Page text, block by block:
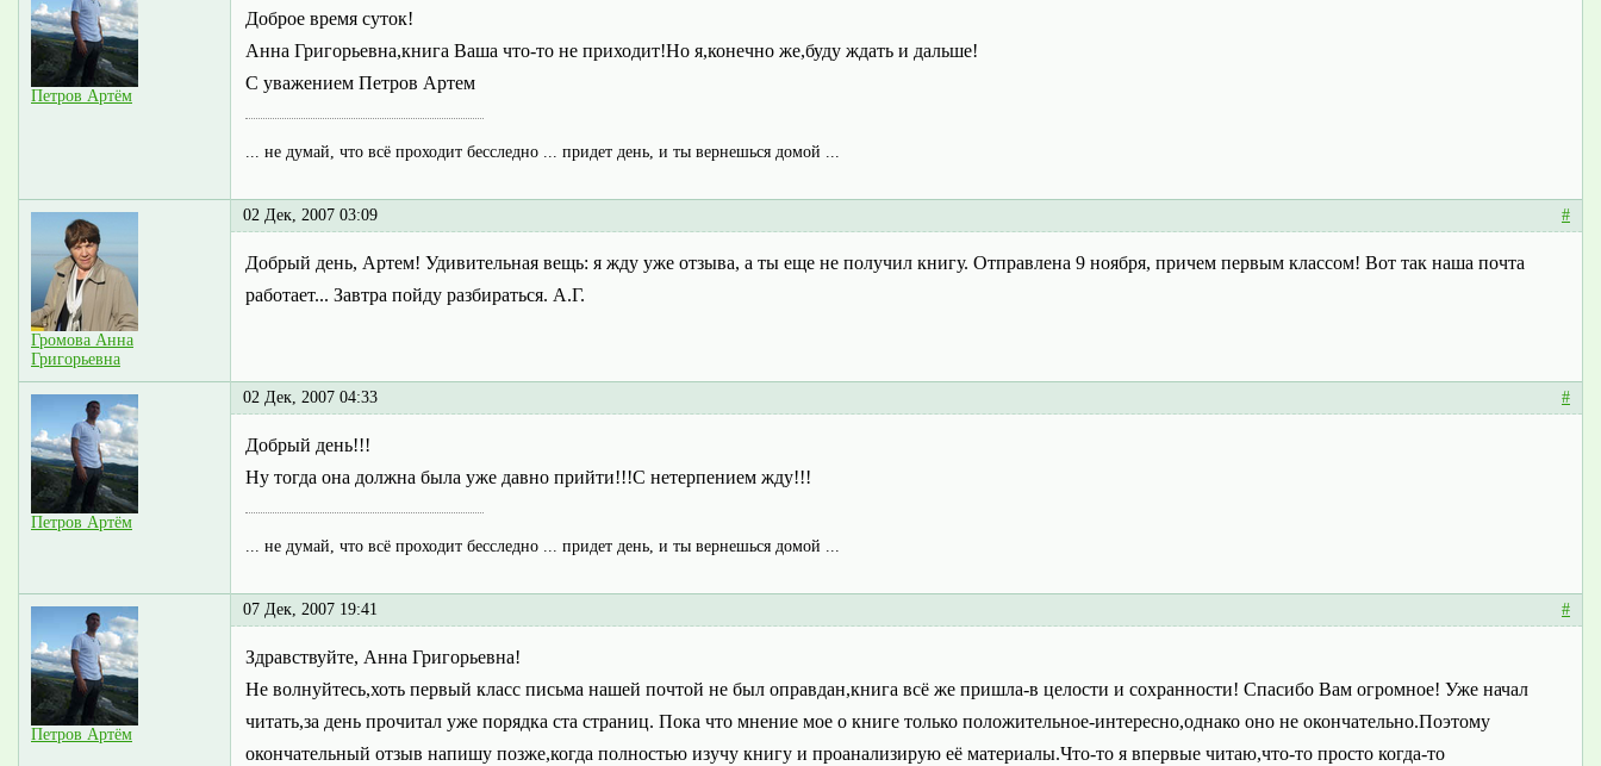
Петров Артём
Доброе время суток!
Анна Григорьевна,книга Ваша что-то не приходит!Но я,конечно же,буду ждать и дальше!
С уважением Петров Артем
... не думай, что всё проходит бесследно ... придет день, и ты вернешься домой ...
Громова Анна
Григорьевна
02 Дек, 2007 03:09 #
Добрый день, Артем! Удивительная вещь: я жду уже отзыва, а ты еще не получил книгу. Отправлена 9 ноября, причем первым классом! Вот так наша почта
работает... Завтра пойду разбираться. А.Г.
Петров Артём
02 Дек, 2007 04:33 #
Добрый день!!!
Ну тогда она должна была уже давно прийти!!!С нетерпением жду!!!
... не думай, что всё проходит бесследно ... придет день, и ты вернешься домой ...
Петров Артём
07 Дек, 2007 19:41 #
Здравствуйте, Анна Григорьевна!
Не волнуйтесь,хоть первый класс письма нашей почтой не был оправдан,книга всё же пришла-в целости и сохранности! Спасибо Вам огромное! Уже начал
читать,за день прочитал уже порядка ста страниц. Пока что мнение мое о книге только положительное-интересно,однако оно не окончательно.Поэтому
окончательный отзыв напишу позже,когда полностью изучу книгу и проанализирую её материалы.Что-то я впервые читаю,что-то просто когда-то